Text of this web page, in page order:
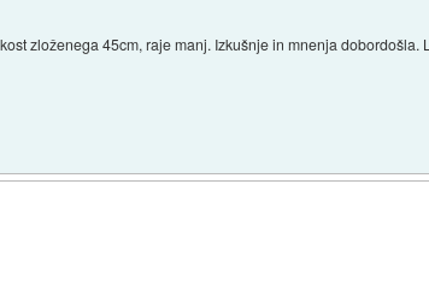
zloženega 45cm, raje manj. Izkušnje in mnenja dobordošla.